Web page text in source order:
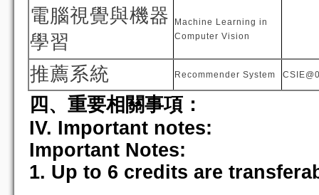
電腦視覺與機器
學習
Machine Learning in
Computer Vision
推薦系統 Recommender System
四、重要相關事項：
IV. Important notes:
Important Notes:
1. Up to 6 credits are